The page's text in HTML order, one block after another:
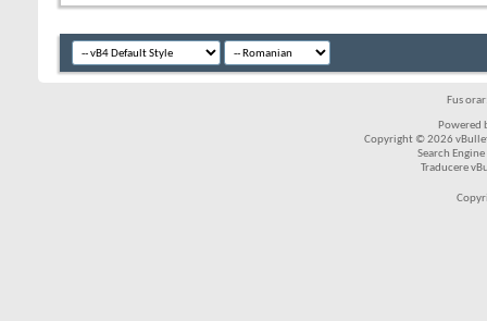
Fus
Powered
Copyright © 2026
Search
Traducere